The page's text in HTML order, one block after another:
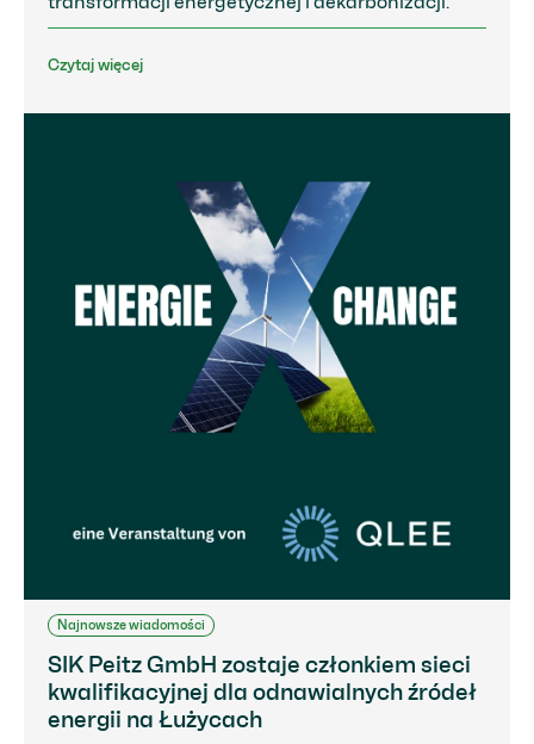
Czytaj więcej
Najnowsze wiadomości
SIK Peitz GmbH zostaje członkiem sieci
kwalifikacyjnej dla odnawialnych źródeł
energii na Łużycach